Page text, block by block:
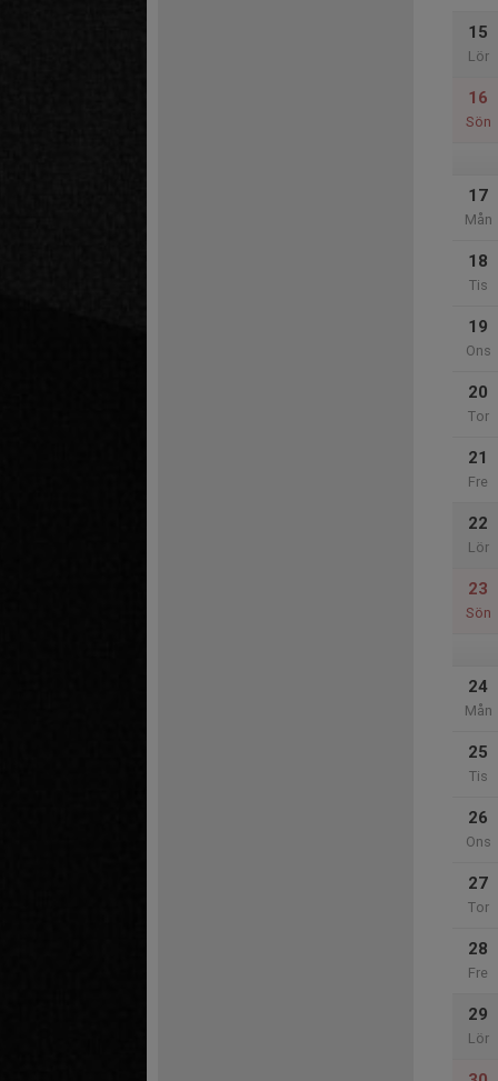
15
Lör
16
Sön
17
Mån
18
Tis
19
Ons
20
Tor
21
Fre
22
Lör
23
Sön
24
Mån
25
Tis
26
Ons
27
Tor
28
Fre
29
Lör